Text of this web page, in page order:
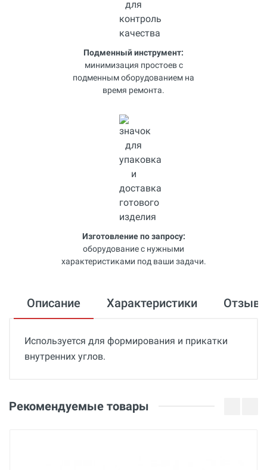
Подменный инструмент:
минимизация простоев с
подменным оборудованием на
время ремонта.
Изготовление по запросу:
оборудование с нужными
характеристиками под ваши задачи.
Описание Характеристики
Используется для формирования и прикатки
внутренних углов.
12 месяцев
Оценка
Рекомендуемые товары